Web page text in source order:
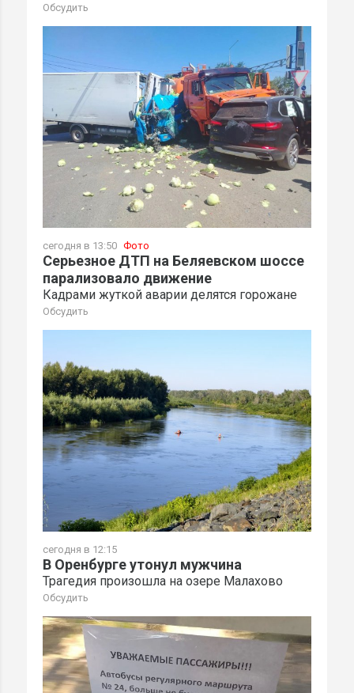
Обсудить
сегодня в 13:50 Фото
Серьезное ДТП на Беляевском шоссе
парализовало движение
Кадрами жуткой аварии делятся горожане
Обсудить
сегодня в 12:15
В Оренбурге утонул мужчина
Трагедия произошла на озере Малахово
Обсудить